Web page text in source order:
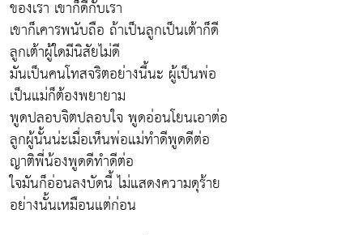
ของเรา เขาก็ดีกับเรา
เขาก็เคารพนับถือ ถ้าเป็นลูกเป็นเต้าก็ดี
ลูกเต้าผู้ใดมีนิสัยไม่ดี
มันเป็นคนโทสจริตอย่างนี้นะ ผู้เป็นพ่อ
เป็นแม่ก็ต้องพยายาม
พูดปลอบจิตปลอบใจ พูดอ่อนโยนเอาต่อ
ลูกผู้นั้นน่ะเมื่อเห็นพ่อแม่ทำดีพูดดีต่อ
ญาติพี่น้องพูดดีทำดีต่อ
ใจมันก็อ่อนลงบัดนี้ ไม่แสดงความดุร้าย
อย่างนั้นเหมือนแต่ก่อน